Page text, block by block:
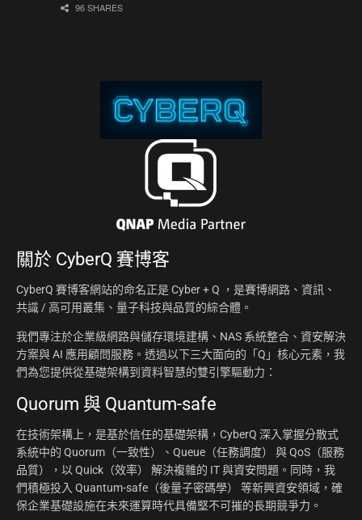
96 SHARES
關於 CyberQ 賽博客
CyberQ 賽博客網站的命名正是 Cyber + Q ，是賽博網路、資訊、
共識 / 高可用叢集、量子科技與品質的綜合體。
我們專注於企業級網路與儲存環境建構、NAS 系統整合、資安解決
方案與 AI 應用顧問服務。透過以下三大面向的「Q」核心元素，我
們為您提供從基礎架構到資料智慧的雙引擎驅動力：
Quorum 與 Quantum-safe
在技術架構上，是基於信任的基礎架構，CyberQ 深入掌握分散式
系統中的 Quorum（一致性）、Queue（任務調度） 與 QoS（服務
品質），以 Quick（效率） 解決複雜的 IT 與資安問題。同時，我
們積極投入 Quantum-safe（後量子密碼學） 等新興資安領域，確
保企業基礎設施在未來運算時代具備堅不可摧的長期競爭力。